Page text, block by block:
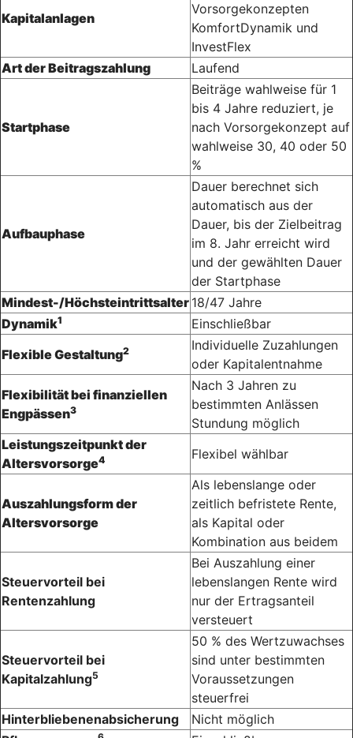
Kapitalanlagen
Vorsorgekonzepten
KomfortDynamik und
InvestFlex
Art der Beitragszahlung
Laufend
Startphase
Beiträge wahlweise für 1
bis 4 Jahre reduziert, je
nach Vorsorgekonzept auf
wahlweise 30, 40 oder 50
%
Aufbauphase
Dauer berechnet sich
automatisch aus der
Dauer, bis der Zielbeitrag
im 8. Jahr erreicht wird
und der gewählten Dauer
der Startphase
Mindest-/Höchsteintrittsalter 18/47 Jahre
Dynamik1
Einschließbar
Flexible Gestaltung2
Individuelle Zuzahlungen
oder Kapital­entnahme
Flexibilität bei finanziellen
Engpässen3
Nach 3 Jahren zu
bestimmten Anlässen
Stundung möglich
Leistungszeitpunkt der
Altersvorsorge4 Flexibel wählbar
Auszahlungsform der
Altersvorsorge
Als lebenslange oder
zeitlich befristete Rente,
als Kapital oder
Kombination aus beidem
Steuervorteil bei
Rentenzahlung
Bei Auszahlung einer
lebenslangen Rente wird
nur der Ertragsanteil
versteuert
Steuervorteil bei
Kapitalzahlung5
50 % des Wertzuwachses
sind unter bestimmten
Voraussetzungen
steuerfrei
Hinterbliebenenabsicherung
Nicht möglich